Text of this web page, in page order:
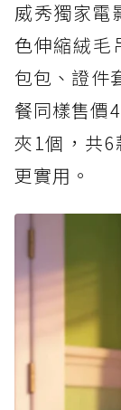
威秀獨家電
色伸縮絨毛
包包、證件
餐同樣售價
夾1個，共
更實用。